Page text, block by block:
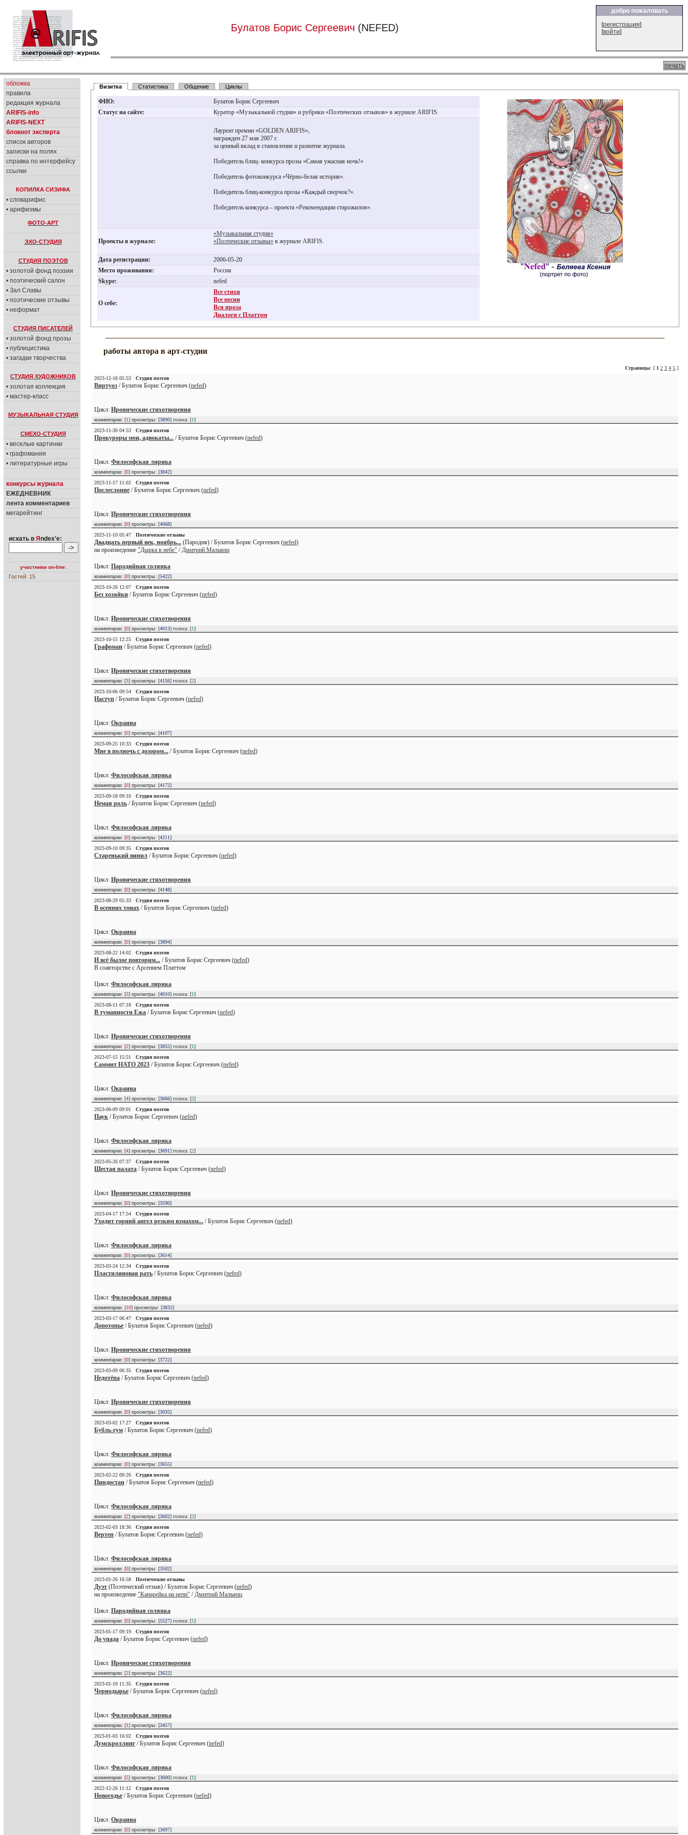
Булатов Борис Сергеевич (NEFED)
добро пожаловать
[регистрация]
[войти]
печать
обложка
правила
редакция журнала
ARIFIS-info
ARIFIS-NEXT
блокнот эксперта
список авторов
записки на полях
справка по интерфейсу
ссылки
КОПИЛКА СИЗИФА
• словарифис
• арифизмы
ФОТО-АРТ
ЭХО-СТУДИЯ
СТУДИЯ ПОЭТОВ
• золотой фонд поэзии
• поэтический салон
• Зал Славы
• поэтические отзывы
• неформат
СТУДИЯ ПИСАТЕЛЕЙ
• золотой фонд прозы
• публицистика
• загадки творчества
СТУДИЯ ХУДОЖНИКОВ
• золотая коллекция
• мастер-класс
МУЗЫКАЛЬНАЯ СТУДИЯ
СМЕХО-СТУДИЯ
• веселые картинки
• графомания
• литературные игры
конкурсы журнала
ЕЖЕДНЕВНИК
лента комментариев
мегарейтинг
искать в Я ndex'е:
участники on-line:
Гостей: 15
Визитка Статистика Общение Циклы
ФИО:
Булатов Борис Сергеевич
Статус на сайте:
Куратор «Музыкальной студии» и рубрики «Поэтических отзывов» в журнале ARIFIS.
Лауреат премии «GOLDEN ARIFIS»,
награжден 27 мая 2007 г.
за ценный вклад в становление и развитие журнала.
Победитель блиц- конкурса прозы «Самая ужасная ночь!»
Победитель фотоконкурса «Чёрно-белая история».
Победитель блиц-конкурса прозы «Каждый сверчок?».
Победитель конкурса – проекта «Рекомендации старожилов».
Проекты в журнале:
«Музыкальная студия»
«Поэтические отзывы» в журнале ARIFIS.
Дата регистрации:
2006-05-20
Место проживания:
Россия
Skype:
nefed
О себе:
Все стихи
Все песни
Вся проза
Диалоги с Платтом
работы автора в арт-студии
Страницы: [ 1 2 3 4 5 ]
2023-12-18 05:53
Студия поэтов
Виртуоз / Булатов Борис Сергеевич (nefed)
Цикл: Иронические стихотворения
комментарии: [1] просмотры: [3890] голоса: [1]
2023-11-30 04:53
Студия поэтов
Прокуроры мои, адвокаты... / Булатов Борис Сергеевич (nefed)
Цикл: Философская лирика
комментарии: [0] просмотры: [3842]
2023-11-17 11:02
Студия поэтов
Послеслоние / Булатов Борис Сергеевич (nefed)
Цикл: Иронические стихотворения
комментарии: [0] просмотры: [4068]
2023-11-10 05:47
Поэтические отзывы
Двадцать первый век, ноябрь... (Пародия) / Булатов Борис Сергеевич (nefed)
на произведение "Дырка в небе" /Дмитрий Мальянц
Цикл: Пародийная солянка
комментарии: [0] просмотры: [5422]
2023-10-26 12:07
Студия поэтов
Без хозяйки / Булатов Борис Сергеевич (nefed)
Цикл: Иронические стихотворения
комментарии: [0] просмотры: [4013] голоса: [1]
2023-10-15 12:25
Студия поэтов
Графоман / Булатов Борис Сергеевич (nefed)
Цикл: Иронические стихотворения
комментарии: [3] просмотры: [4156] голоса: [2]
2023-10-06 09:54
Студия поэтов
Наступ / Булатов Борис Сергеевич (nefed)
Цикл: Окраина
комментарии: [0] просмотры: [4107]
2023-09-25 10:33
Студия поэтов
Мне в полночь с дозором... / Булатов Борис Сергеевич (nefed)
Цикл: Философская лирика
комментарии: [0] просмотры: [4172]
2023-09-18 09:10
Студия поэтов
Немая роль / Булатов Борис Сергеевич (nefed)
Цикл: Философская лирика
комментарии: [0] просмотры: [4211]
2023-09-10 09:35
Студия поэтов
Старенький винил / Булатов Борис Сергеевич (nefed)
Цикл: Иронические стихотворения
комментарии: [0] просмотры: [4148]
2023-08-29 05:33
Студия поэтов
В осенних тонах / Булатов Борис Сергеевич (nefed)
Цикл: Окраина
комментарии: [0] просмотры: [3894]
2023-08-22 14:02
Студия поэтов
И всё былое повторим... / Булатов Борис Сергеевич (nefed)
В соавторстве с Арсением Платтом
Цикл: Философская лирика
комментарии: [3] просмотры: [4010] голоса: [1]
2023-08-11 07:18
Студия поэтов
В туманности Ежа / Булатов Борис Сергеевич (nefed)
Цикл: Иронические стихотворения
комментарии: [2] просмотры: [3855] голоса: [1]
2023-07-15 15:51
Студия поэтов
Саммит НАТО 2023 / Булатов Борис Сергеевич (nefed)
Цикл: Окраина
комментарии: [4] просмотры: [3666] голоса: [2]
2023-06-09 09:01
Студия поэтов
Паук / Булатов Борис Сергеевич (nefed)
Цикл: Философская лирика
комментарии: [4] просмотры: [3691] голоса: [2]
2023-05-26 07:37
Студия поэтов
Шестая палата / Булатов Борис Сергеевич (nefed)
Цикл: Иронические стихотворения
комментарии: [0] просмотры: [3590]
2023-04-17 17:54
Студия поэтов
Уходит горний ангел резким взмахом... / Булатов Борис Сергеевич (nefed)
Цикл: Философская лирика
комментарии: [0] просмотры: [3614]
2023-03-24 12:34
Студия поэтов
Пластилиновая рать / Булатов Борис Сергеевич (nefed)
Цикл: Философская лирика
комментарии: [10] просмотры: [3832]
2023-03-17 06:47
Студия поэтов
Допотопье / Булатов Борис Сергеевич (nefed)
Цикл: Иронические стихотворения
комментарии: [0] просмотры: [3722]
2023-03-09 06:35
Студия поэтов
Недотёпа / Булатов Борис Сергеевич (nefed)
Цикл: Иронические стихотворения
комментарии: [0] просмотры: [3035]
2023-03-02 17:27
Студия поэтов
Бубль-гум / Булатов Борис Сергеевич (nefed)
Цикл: Философская лирика
комментарии: [0] просмотры: [3655]
2023-02-22 09:26
Студия поэтов
Пиндостан / Булатов Борис Сергеевич (nefed)
Цикл: Философская лирика
комментарии: [2] просмотры: [3602] голоса: [2]
2023-02-03 18:36
Студия поэтов
Вертеп / Булатов Борис Сергеевич (nefed)
Цикл: Философская лирика
комментарии: [0] просмотры: [3502]
2023-01-26 16:58
Поэтические отзывы
Дуэт (Поэтический отзыв) / Булатов Борис Сергеевич (nefed)
на произведение "Канарейка на цепи" /Дмитрий Мальянц
Цикл: Пародийная солянка
комментарии: [0] просмотры: [5527] голоса: [1]
2023-01-17 09:19
Студия поэтов
До упада / Булатов Борис Сергеевич (nefed)
Цикл: Иронические стихотворения
комментарии: [2] просмотры: [3622]
2023-01-10 11:35
Студия поэтов
Чернодырье / Булатов Борис Сергеевич (nefed)
Цикл: Философская лирика
комментарии: [1] просмотры: [3457]
2023-01-03 16:02
Студия поэтов
Думскроллинг/ Булатов Борис Сергеевич (nefed)
Цикл: Философская лирика
комментарии: [5] просмотры: [3600] голоса: [1]
2022-12-26 11:12
Студия поэтов
Новогодье / Булатов Борис Сергеевич (nefed)
Цикл: Окраина
комментарии: [0] просмотры: [3697]